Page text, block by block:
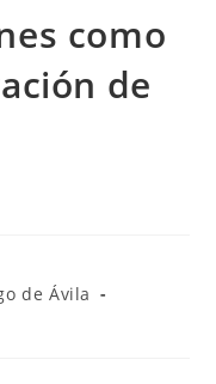
como
de
de Ávila